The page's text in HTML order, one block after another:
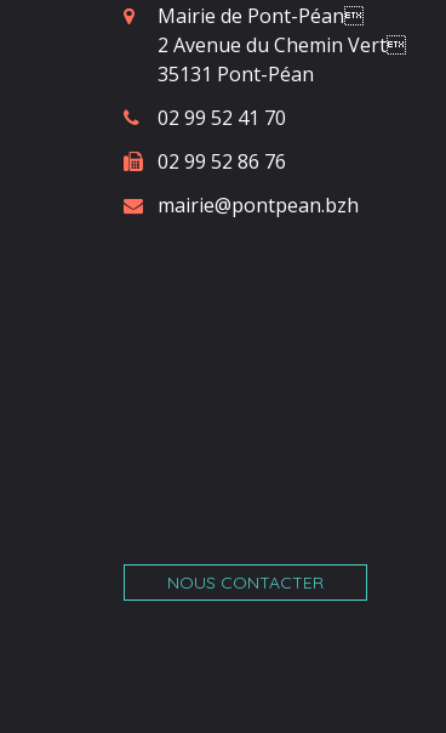
Mairie de Pont-Péan
2 Avenue du Chemin Vert
35131 Pont-Péan
02 99 52 41 70
02 99 52 86 76
mairie@pontpean.bzh
NOUS CONTACTER